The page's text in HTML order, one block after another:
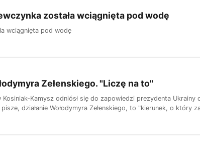
została wciągnięta pod wodę
wciągnięta pod wodę
Zełenskiego. "Liczę na to"
Kosiniak-Kamysz odniósł się do zapowiedzi prezydenta
działanie Wołodymyra Zełenskiego, to "kierunek, o który